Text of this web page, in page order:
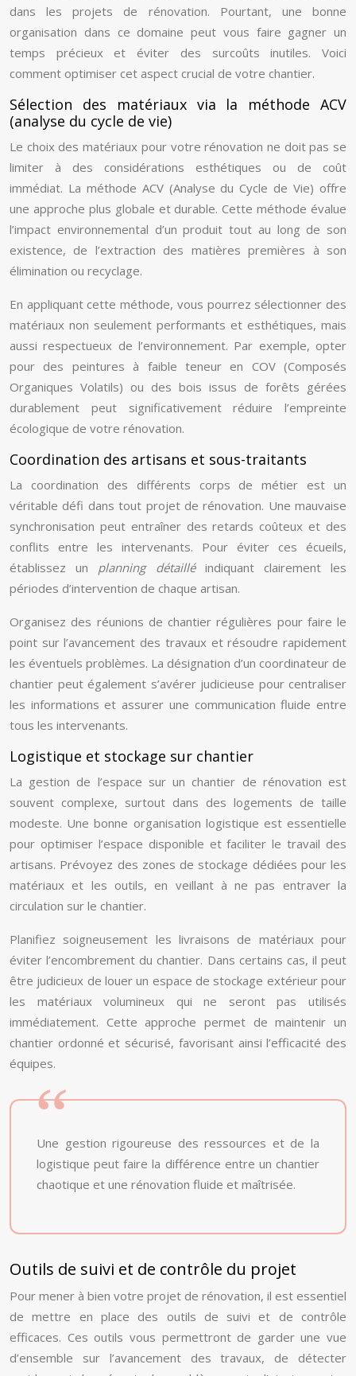
dans les projets de rénovation. Pourtant, une bonne
organisation dans ce domaine peut vous faire gagner un
temps précieux et éviter des surcoûts inutiles. Voici
comment optimiser cet aspect crucial de votre chantier.
Sélection des matériaux via la méthode ACV
(analyse du cycle de vie)
Le choix des matériaux pour votre rénovation ne doit pas se
limiter à des considérations esthétiques ou de coût
immédiat. La méthode ACV (Analyse du Cycle de Vie) offre
une approche plus globale et durable. Cette méthode évalue
l’impact environnemental d’un produit tout au long de son
existence, de l’extraction des matières premières à son
élimination ou recyclage.
En appliquant cette méthode, vous pourrez sélectionner des
matériaux non seulement performants et esthétiques, mais
aussi respectueux de l’environnement. Par exemple, opter
pour des peintures à faible teneur en COV (Composés
Organiques Volatils) ou des bois issus de forêts gérées
durablement peut significativement réduire l’empreinte
écologique de votre rénovation.
Coordination des artisans et sous-traitants
La coordination des différents corps de métier est un
véritable défi dans tout projet de rénovation. Une mauvaise
synchronisation peut entraîner des retards coûteux et des
conflits entre les intervenants. Pour éviter ces écueils,
établissez un planning détaillé indiquant clairement les
périodes d’intervention de chaque artisan.
Organisez des réunions de chantier régulières pour faire le
point sur l’avancement des travaux et résoudre rapidement
les éventuels problèmes. La désignation d’un coordinateur de
chantier peut également s’avérer judicieuse pour centraliser
les informations et assurer une communication fluide entre
tous les intervenants.
Logistique et stockage sur chantier
La gestion de l’espace sur un chantier de rénovation est
souvent complexe, surtout dans des logements de taille
modeste. Une bonne organisation logistique est essentielle
pour optimiser l’espace disponible et faciliter le travail des
artisans. Prévoyez des zones de stockage dédiées pour les
matériaux et les outils, en veillant à ne pas entraver la
circulation sur le chantier.
Planifiez soigneusement les livraisons de matériaux pour
éviter l’encombrement du chantier. Dans certains cas, il peut
être judicieux de louer un espace de stockage extérieur pour
les matériaux volumineux qui ne seront pas utilisés
immédiatement. Cette approche permet de maintenir un
chantier ordonné et sécurisé, favorisant ainsi l’efficacité des
équipes.
Une gestion rigoureuse des ressources et de la
logistique peut faire la différence entre un chantier
chaotique et une rénovation fluide et maîtrisée.
Outils de suivi et de contrôle du projet
Pour mener à bien votre projet de rénovation, il est essentiel
de mettre en place des outils de suivi et de contrôle
efficaces. Ces outils vous permettront de garder une vue
d’ensemble sur l’avancement des travaux, de détecter